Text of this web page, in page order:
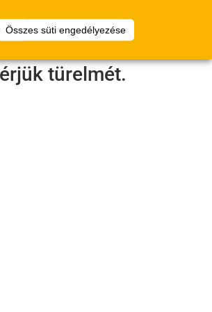
Összes süti engedélyezése
Bejelentkezés
türelmét.